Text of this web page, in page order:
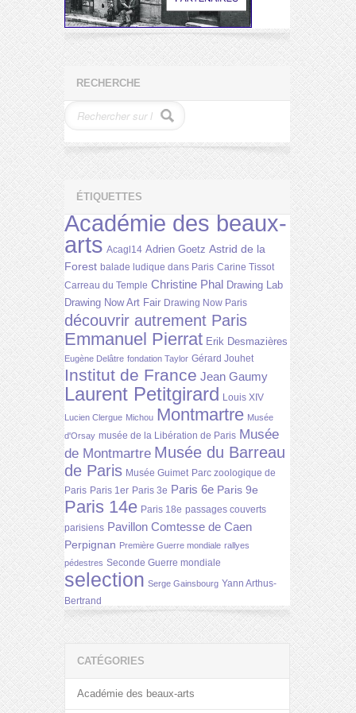
RECHERCHE
ÉTIQUETTES
Académie des beaux-
arts Acagl14 Adrien Goetz Astrid de la
Forest balade ludique dans Paris Carine Tissot
Carreau du Temple Christine Phal Drawing Lab
Drawing Now Art Fair Drawing Now Paris
découvrir autrement Paris
Emmanuel Pierrat Erik Desmazières
Eugène Delâtre fondation Taylor Gérard Jouhet
Institut de France Jean Gaumy
Laurent Petitgirard Louis XIV
Lucien Clergue Michou Montmartre Musée
d'Orsay musée de la Libération de Paris Musée
de Montmartre Musée du Barreau
de Paris Musée Guimet Parc zoologique de
Paris Paris 1er Paris 3e Paris 6e Paris 9e
Paris 14e Paris 18e passages couverts
parisiens Pavillon Comtesse de Caen
Perpignan Première Guerre mondiale rallyes
pédestres Seconde Guerre mondiale
selection Serge Gainsbourg Yann Arthus-
Bertrand
CATÉGORIES
Académie des beaux-arts